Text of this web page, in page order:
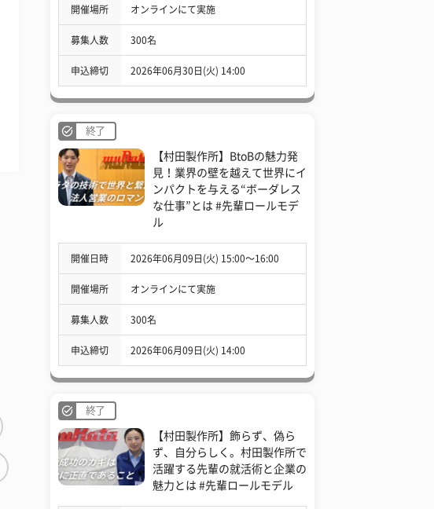
開催場所 オンラインにて実施
募集人数 300名
申込締切 2026年06月30日(火) 14:00
終了
【村田製作所】BtoBの魅力発
見！業界の壁を越えて世界にイ
ンパクトを与える“ボーダレス
な仕事”とは #先輩ロールモデ
ル
開催日時 2026年06月09日(火) 15:00〜16:00
開催場所 オンラインにて実施
募集人数 300名
申込締切 2026年06月09日(火) 14:00
終了
【村田製作所】飾らず、偽ら
ず、自分らしく。村田製作所で
活躍する先輩の就活術と企業の
魅力とは #先輩ロールモデル